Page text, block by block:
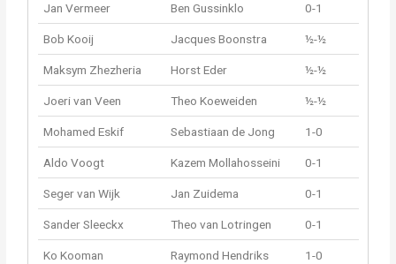
Jan Vermeer Ben Gussinklo 0-1
Bob Kooij Jacques Boonstra ½-½
Maksym Zhezheria Horst Eder ½-½
Joeri van Veen Theo Koeweiden ½-½
Mohamed Eskif Sebastiaan de Jong 1-0
Aldo Voogt Kazem Mollahosseini 0-1
Seger van Wijk Jan Zuidema 0-1
Sander Sleeckx Theo van Lotringen 0-1
Ko Kooman Raymond Hendriks 1-0